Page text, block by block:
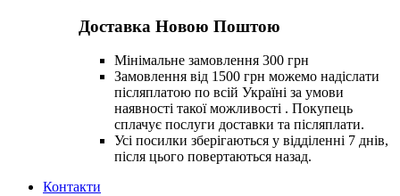
Доставка Новою Поштою
Мінімальне замовлення 300 грн
Замовлення від 1500 грн можемо надіслати
післяплатою по всій Україні за умови
наявності такої можливості . Покупець
сплачує послуги доставки та післяплати.
Усі посилки зберігаються у відділенні 7 днів,
після цього повертаються назад.
Контакти